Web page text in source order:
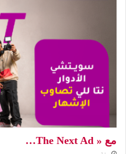
مع « The Next Ad…